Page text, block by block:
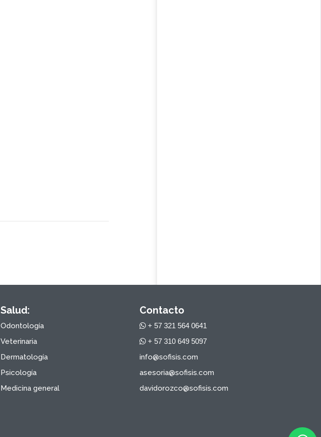
Salud:
Odontología
Veterinaria
Dermatología
Psicología
Medicina general
Contacto
+ 57 321 564 0641
+ 57 310 649 5097
info@sofisis.com
asesoria@sofisis.com
davidorozco@sofisis.com